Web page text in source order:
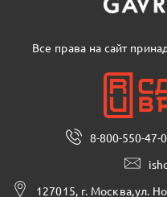
Все права на сайт
8-800-550-47-
127015, г. Москва,ул.